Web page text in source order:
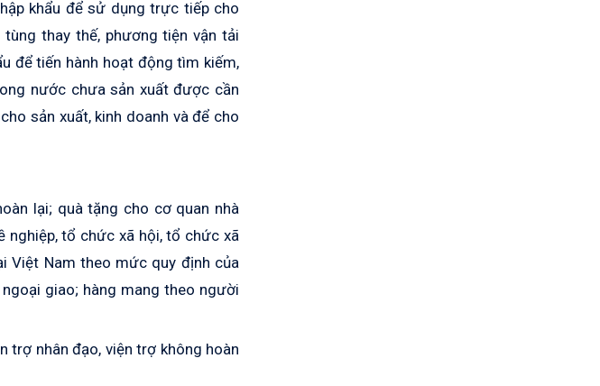
khẩu để sử dụng trực tiếp cho
thay thế, phương tiện vận tải
để tiến hành hoạt động tìm kiếm,
nước chưa sản xuất được cần
sản xuất, kinh doanh và để cho
lại; quà tặng cho cơ quan nhà
tổ chức xã hội, tổ chức xã
Việt Nam theo mức quy định của
giao; hàng mang theo người
trợ nhân đạo, viện trợ không hoàn